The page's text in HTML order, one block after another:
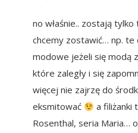
no właśnie.. zostają
chcemy zostawić… np. te
modowe jeżeli się modą
które zaległy i się
więcej nie zajrzę do
eksmitować
a filiżanki
Rosenthal, seria Maria…